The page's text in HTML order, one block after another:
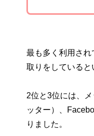
最も多く利用さ
取りをしていると
2位と3位には、
ッター）、
りました。